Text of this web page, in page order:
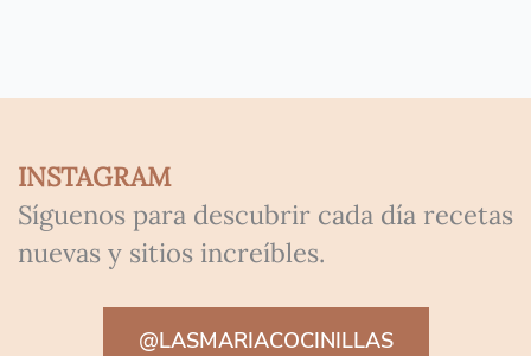
INSTAGRAM
Síguenos para descubrir cada día recetas
nuevas y sitios increíbles.
@LASMARIACOCINILLAS